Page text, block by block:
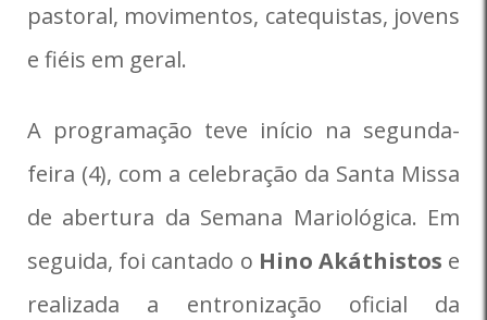
pastoral, movimentos, catequistas, jovens
e fiéis em geral.
A programação teve início na segunda-
feira (4), com a celebração da Santa Missa
de abertura da Semana Mariológica. Em
seguida, foi cantado o Hino Akáthistos e
realizada a entronização oficial da